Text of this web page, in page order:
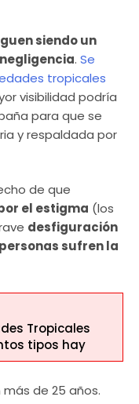
siendo un
negligencia. Se
tropicales
visibilidad podría
para que se
y respaldada por
de que
el estigma (los
desfiguración
sufren la
Tropicales
tipos hay
de 25 años.